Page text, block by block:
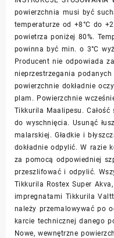
powierzchnia musi być
temperaturze od +8°C do
powietrza poniżej 80%.
powinna być min. o 3°C
Producent nie odpowiada
nieprzestrzegania
powierzchnie dokładnie
plam. Powierzchnie
Tikkurila Maalipesu.
do wyschnięcia. Usunąć
malarskiej. Gładkie i
dokładnie odpylić. W razie
za pomocą odpowiedniej
przeszlifować i odpylić.
Tikkurila Rostex Super
impregnatami Tikkurila
należy przemalowywać po
karcie technicznej danego
Nowe, wewnętrzne